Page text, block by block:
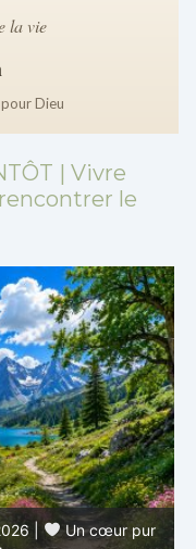
la vie
Dieu
| Vivre
le
|
Devenir